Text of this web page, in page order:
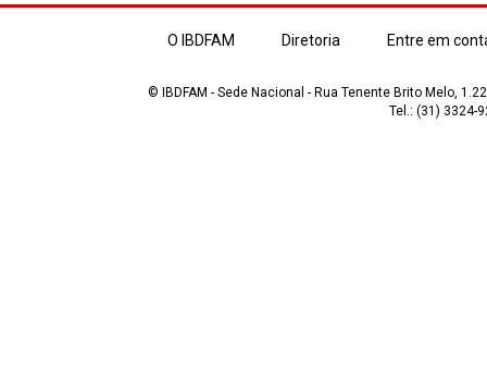
O IBDFAM Diretoria Entre em
© IBDFAM - Sede Nacional - Rua Tenente Brito Melo,
Tel.: (31) 3324-